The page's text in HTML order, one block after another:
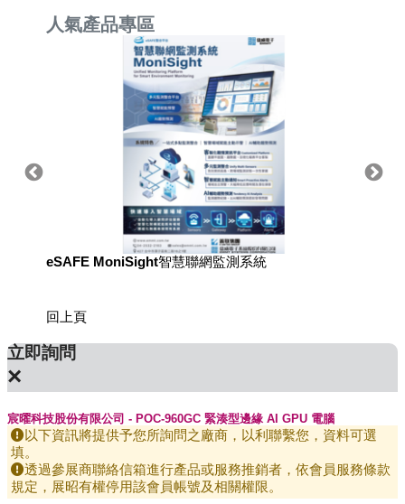
人氣產品專區
eSAFE MoniSight智慧聯網監測系統
回上頁
立即詢問
×
宸曜科技股份有限公司 - POC-960GC 緊湊型邊緣 AI GPU 電腦
以下資訊將提供予您所詢問之廠商，以利聯繫您，資料可選
填。
透過參展商聯絡信箱進行產品或服務推銷者，依會員服務條款
規定，展昭有權停用該會員帳號及相關權限。